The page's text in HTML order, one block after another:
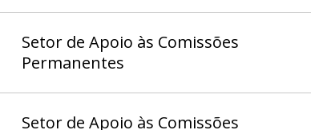
Setor de Apoio às Comissões
Permanentes
Setor de Apoio às Comissões